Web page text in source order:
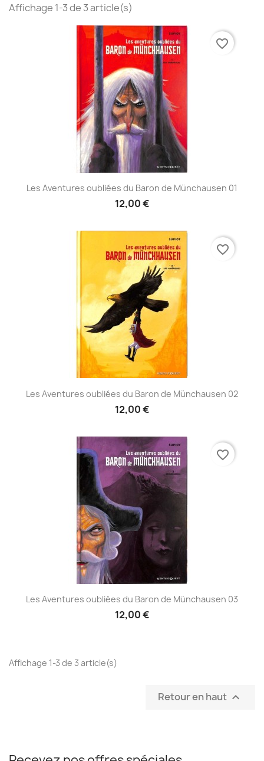
Affichage 1-3 de 3 article(s)
Les Aventures oubliées du Baron de Münchausen 01
12,00 €
favorite_border
Les Aventures oubliées du Baron de Münchausen 02
12,00 €
favorite_border
Les Aventures oubliées du Baron de Münchausen 03
12,00 €
favorite_border
Affichage 1-3 de 3 article(s)
Retour en haut 